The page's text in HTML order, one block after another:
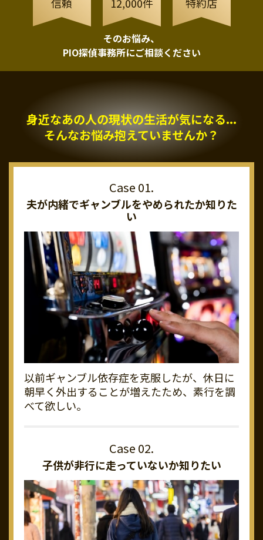
信頼
12,000件
特約店
そのお悩み、
PIO探偵事務所にご相談ください
身近なあの人の現状の生活が気になる...
そんなお悩み抱えていませんか？
夫が内緒でギャンブルをやめられたか知りた
い
以前ギャンブル依存症を克服したが、休日に
朝早く外出することが増えたため、素行を調
べて欲しい。
子供が非行に走っていないか知りたい